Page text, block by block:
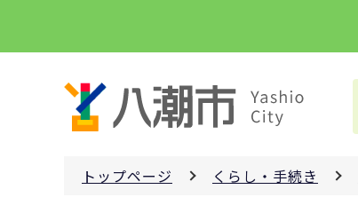
ペ
トップページ くらし・手続き